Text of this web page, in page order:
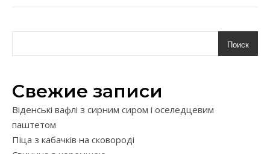
Поиск
Свежие записи
Віденські вафлі з сирним сиром і оселедцевим
паштетом
Піца з кабачків на сковороді